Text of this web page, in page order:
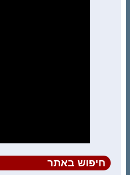
חיפוש באתר